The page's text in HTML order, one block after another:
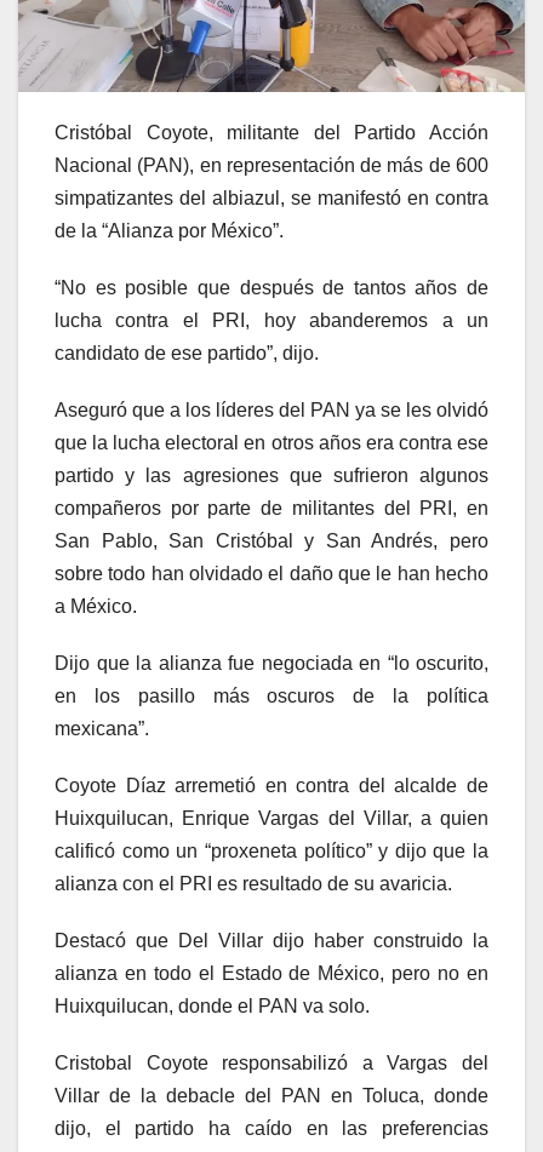
Cristóbal Coyote, militante del Partido Acción
Nacional (PAN), en representación de más de 600
simpatizantes del albiazul, se manifestó en contra
de la “Alianza por México”.
“No es posible que después de tantos años de
lucha contra el PRI, hoy abanderemos a un
candidato de ese partido”, dijo.
Aseguró que a los líderes del PAN ya se les olvidó
que la lucha electoral en otros años era contra ese
partido y las agresiones que sufrieron algunos
compañeros por parte de militantes del PRI, en
San Pablo, San Cristóbal y San Andrés, pero
sobre todo han olvidado el daño que le han hecho
a México.
Dijo que la alianza fue negociada en “lo oscurito,
en los pasillo más oscuros de la política
mexicana”.
Coyote Díaz arremetió en contra del alcalde de
Huixquilucan, Enrique Vargas del Villar, a quien
calificó como un “proxeneta político” y dijo que la
alianza con el PRI es resultado de su avaricia.
Destacó que Del Villar dijo haber construido la
alianza en todo el Estado de México, pero no en
Huixquilucan, donde el PAN va solo.
Cristobal Coyote responsabilizó a Vargas del
Villar de la debacle del PAN en Toluca, donde
dijo, el partido ha caído en las preferencias